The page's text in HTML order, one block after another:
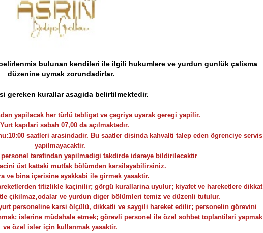
bulunan kendileri ile ilgili hukumlere ve yurdun gunlük çalisma
düzenine uymak zorundadirlar.
gereken kurallar asagida belirtilmektedir.
yapilacak her türlü tebligat ve çagriya uyarak geregi yapilir.
Yurt kapılari sabah 07,00 da açılmaktadır.
saatleri arasindadir. Bu saatler disinda kahvalti talep eden ögrenciye servis
yapilmayacaktir.
tarafindan yapilmadigi takdirde idareye bildirilecektir
üst kattaki mutfak bölümden karsilayabilirsiniz.
ve bina içerisine ayakkabi ile girmek yasaktir.
titizlikle kaçinilir; görgü kurallarina uyulur; kiyafet ve hareketlere dikkat
çikilmaz,odalar ve yurdun diger bölümleri temiz ve düzenli tutulur.
personeline karsi ölçülü, dikkatli ve saygili hareket edilir; personelin görevini
islerine müdahale etmek; görevli personel ile özel sohbet toplantilari yapmak
ve özel isler için kullanmak yasaktir.